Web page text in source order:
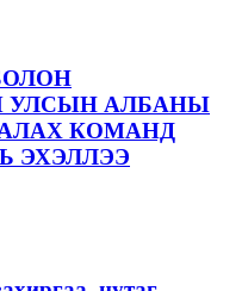
УЛСЫН АЛБАНЫ
КОМАНД
ЭХЭЛЛЭЭ